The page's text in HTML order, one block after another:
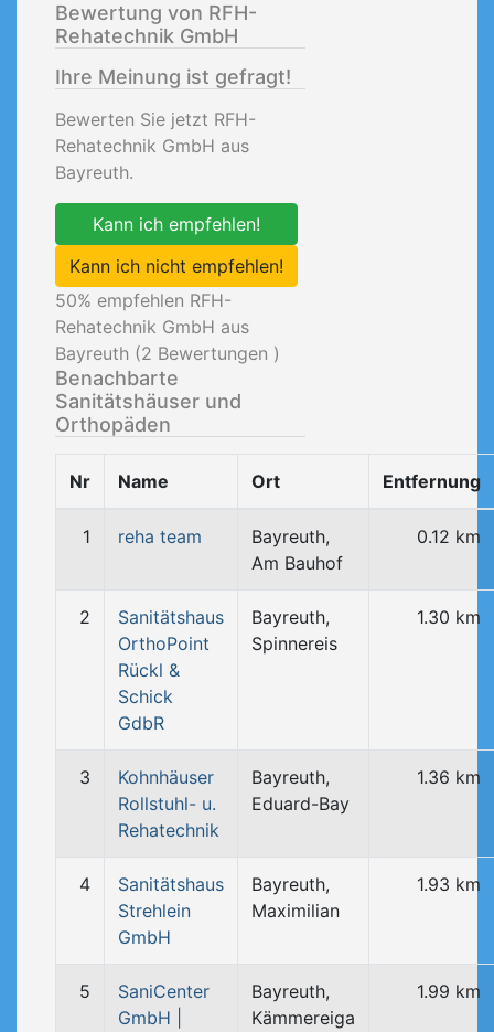
Bewertung von RFH-
Rehatechnik GmbH
Ihre Meinung ist gefragt!
Bewerten Sie jetzt RFH-
Rehatechnik GmbH aus
Bayreuth.
Kann ich empfehlen!
Kann ich nicht empfehlen!
50% empfehlen RFH-
Rehatechnik GmbH aus
Bayreuth (2 Bewertungen )
Benachbarte
Sanitätshäuser und
Orthopäden
Nr Name Ort Entfernung
1 reha team
Bayreuth,
Am Bauhof
0.12 km
2
Sanitätshaus
OrthoPoint
Rückl &
Schick
GdbR
Bayreuth,
Spinnereis
1.30 km
3
Kohnhäuser
Rollstuhl- u.
Rehatechnik
Bayreuth,
Eduard-Bay
1.36 km
4
Sanitätshaus
Strehlein
GmbH
Bayreuth,
Maximilian
1.93 km
5
SaniCenter
GmbH |
Bayreuth,
Kämmereiga
1.99 km